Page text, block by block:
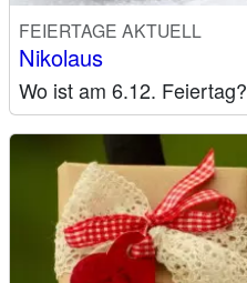
FEIERTAGE AKTUELL
Nikolaus
Wo ist am 6.12. Feiertag?